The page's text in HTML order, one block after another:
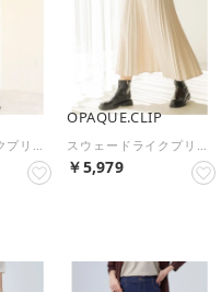
OPAQUE.CLIP
￥5,979